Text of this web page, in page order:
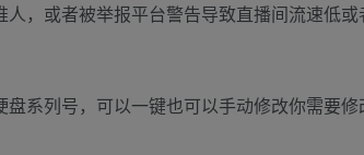
，或者被举报平台警告导致直播间流速低
系列号，可以一键也可以手动修改你需要